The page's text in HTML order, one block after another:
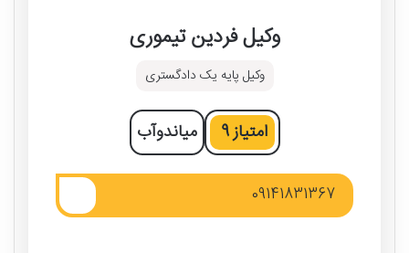
وکیل فردین تیموری
وکیل پایه یک دادگستری
امتیاز9 میاندوآب
09141831367